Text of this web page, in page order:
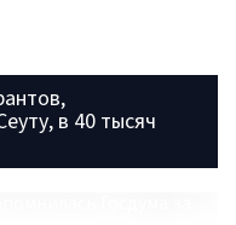
в 40 тысяч